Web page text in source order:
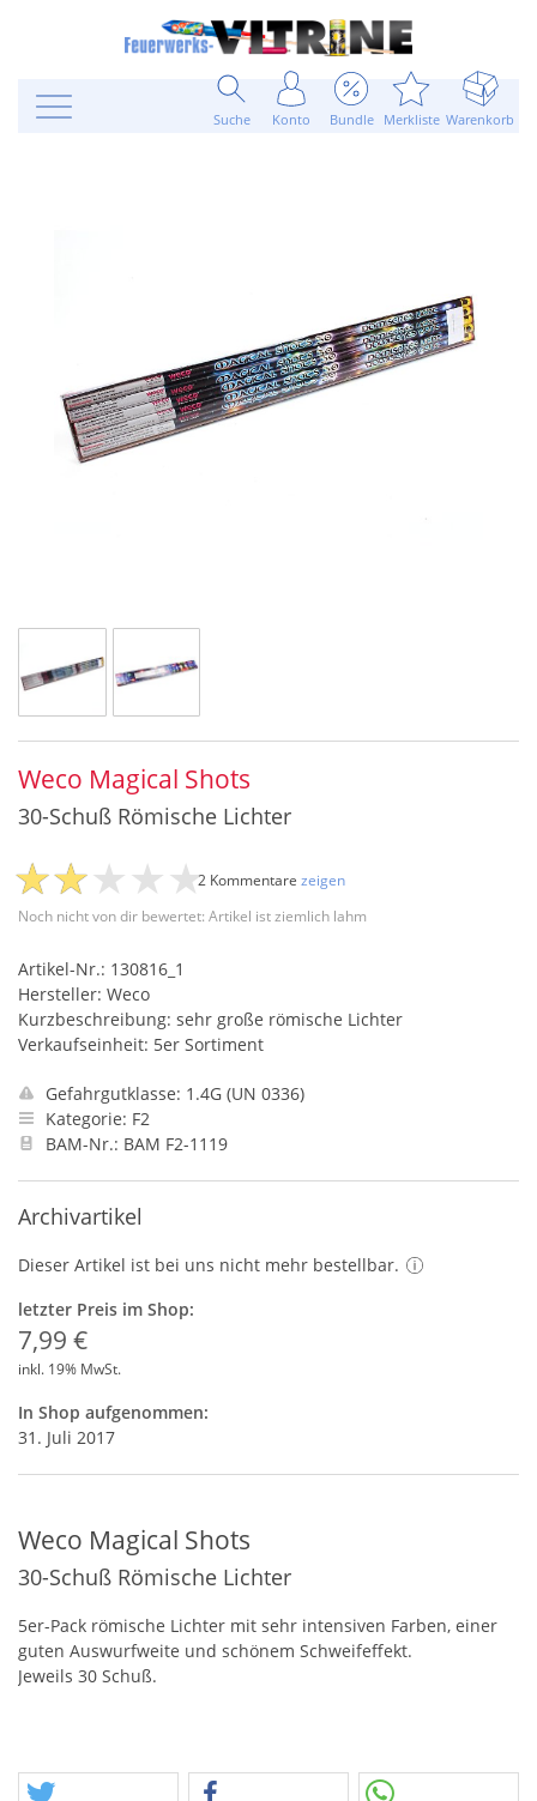
Suche Konto Bundle Merkliste Warenkorb
Weco Magical Shots
30-Schuß Römische Lichter
Noch nicht von dir bewertet: Artikel ist ziemlich lahm
2 Kommentare zeigen
Artikel-Nr.: 130816_1
Hersteller: Weco
Kurzbeschreibung: sehr große römische Lichter
Verkaufseinheit: 5er Sortiment
Gefahrgutklasse: 1.4G (UN 0336)
Kategorie: F2
BAM-Nr.: BAM F2-1119
Archivartikel
Dieser Artikel ist bei uns nicht mehr bestellbar.
letzter Preis im Shop:
7,99 €
inkl. 19% MwSt.
In Shop aufgenommen:
31. Juli 2017
Weco Magical Shots
30-Schuß Römische Lichter
5er-Pack römische Lichter mit sehr intensiven Farben, einer
guten Auswurfweite und schönem Schweifeffekt.
Jeweils 30 Schuß.